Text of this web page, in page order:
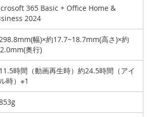
365 Basic + Office Home &
2024
幅)×約17.7~18.7mm(高さ)×約
奥行)
時間（動画再生時）約24.5時間（アイ
時）※1